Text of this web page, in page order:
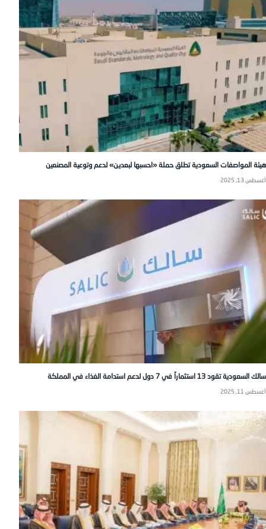
هيئة المواصفات السعودية تطلق حملة «احسبها لبعدين» لدعم وتوعية المصنعين
أغسطس 13, 2025
سالك السعودية تقود 13 استثماراً في 7 دول لدعم استدامة الغذاء في المملكة
أغسطس 11, 2025